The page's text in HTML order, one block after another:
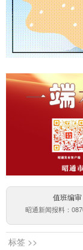
值班编
昭通新闻报料：
标签 >>